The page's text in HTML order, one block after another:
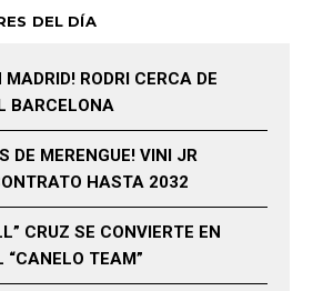
DEL DÍA
MADRID! RODRI CERCA DE
BARCELONA
DE MERENGUE! VINI JR
HASTA 2032
CRUZ SE CONVIERTE EN
“CANELO TEAM”